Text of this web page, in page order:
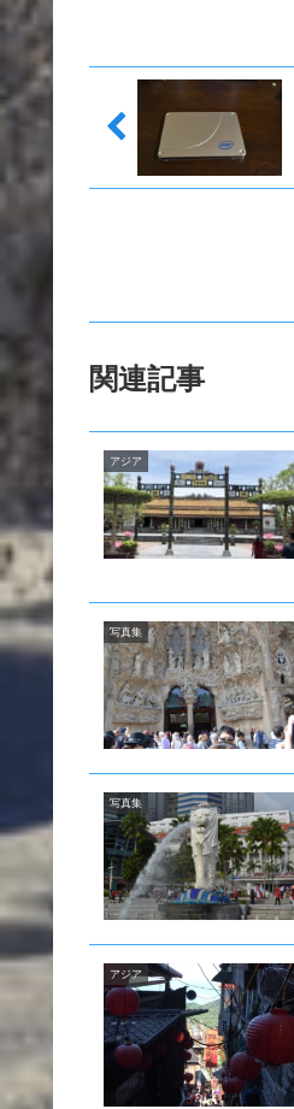
関連記事
アジア
写真集
写真集
アジア